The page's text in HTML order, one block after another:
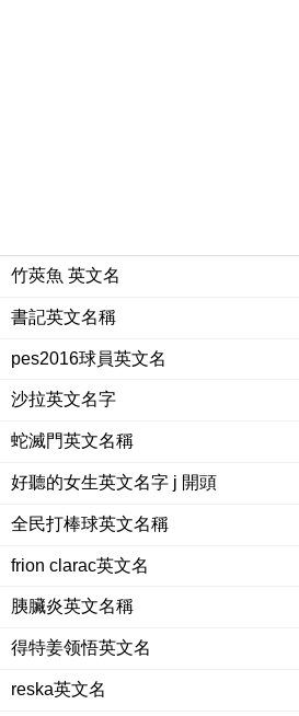
竹莢魚 英文名
書記英文名稱
pes2016球員英文名
沙拉英文名字
蛇滅門英文名稱
好聽的女生英文名字 j 開頭
全民打棒球英文名稱
frion clarac英文名
胰臟炎英文名稱
得特姜领悟英文名
reska英文名